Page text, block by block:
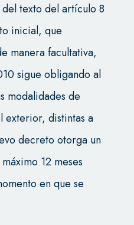
texto del artículo 8
inicial, que
manera facultativa,
sigue obligando al
modalidades de
exterior, distintas a
decreto otorga un
12 meses
en que se